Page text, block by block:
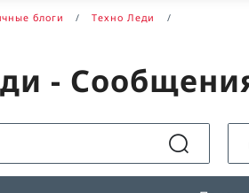
блоги Техно Леди
-